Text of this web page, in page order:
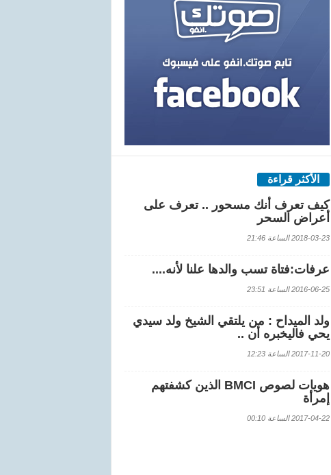
الأكثر قراءة
كيف تعرف أنك مسحور .. تعرف على
أعراض السحر
2018-03-23 الساعة 21:46
عرفات:فتاة تسب والدها علنا لأنه....
2016-06-25 الساعة 23:51
ولد الميداح : من يلتقي الشيخ ولد سيدي
يحي فاليخبره أن ..
2017-11-20 الساعة 12:23
هويات لصوص BMCI الذين كشفتهم
إمرأة
2017-04-22 الساعة 00:10